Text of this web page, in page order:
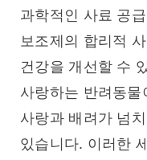
과학적인 사료 공
보조제의 합리적
건강을 개선할 수
사랑하는 반려동
사랑과 배려가 넘
있습니다. 이러한